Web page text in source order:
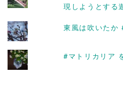
現しようとする
東風は吹いたか
#マトリカリア